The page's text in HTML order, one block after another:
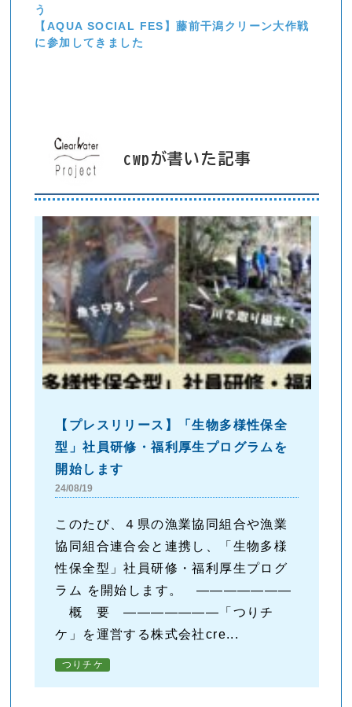
う
【AQUA SOCIAL FES】藤前干潟クリーン大作戦
に参加してきました
cwpが書いた記事
【プレスリリース】「生物多様性保全
型」社員研修・福利厚生プログラムを
開始します
24/08/19
このたび、４県の漁業協同組合や漁業
協同組合連合会と連携し、「生物多様
性保全型」社員研修・福利厚生プログ
ラム を開始します。 ―――――――
概 要 ―――――――「つりチ
ケ」を運営する株式会社cre...
つりチケ